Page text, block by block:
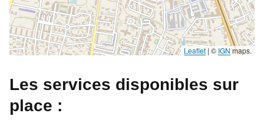
Leaflet | © IGN maps.
Les services disponibles sur
place :